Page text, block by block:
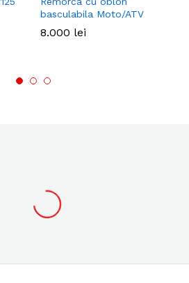
basculabila Moto/ATV
8.000 lei